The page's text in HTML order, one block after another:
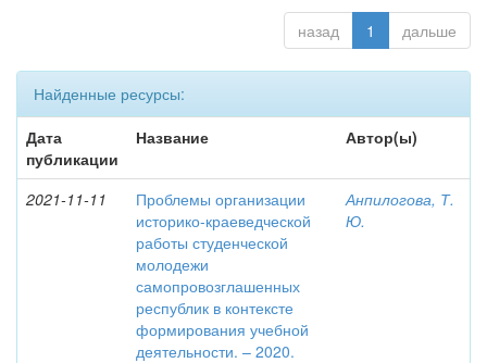
назад 1 дальше
Найденные ресурсы:
Дата
публикации
Название Автор(ы)
2021-11-11
Проблемы организации
историко-краеведческой
работы студенческой
молодежи
самопровозглашенных
республик в контексте
формирования учебной
деятельности. – 2020.
Анпилогова, Т.
Ю.